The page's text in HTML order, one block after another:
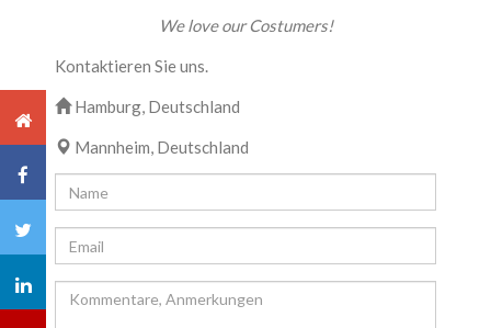
We love our Costumers!
Kontaktieren Sie uns.
Hamburg, Deutschland
Mannheim, Deutschland